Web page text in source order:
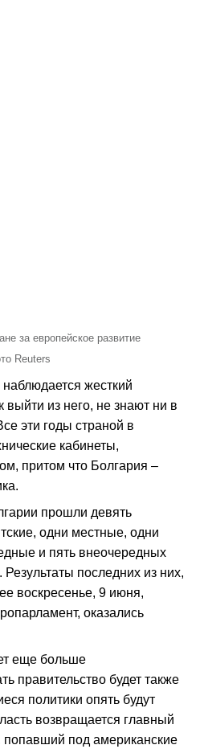
за европейское развитие
Reuters
жесткий
выйти из него, не знают ни в
эти годы страной в
кабинеты,
притом что Болгария –
прошли девять
одни местные, одни
и пять внеочередных
последних из них,
воскресенье, 9 июня,
оказались
еще больше
правительство будет также
политики опять будут
возвращается главный
попавший под американские